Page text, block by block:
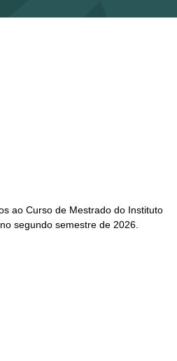
ao Curso de Mestrado do Instituto
segundo semestre de 2026.